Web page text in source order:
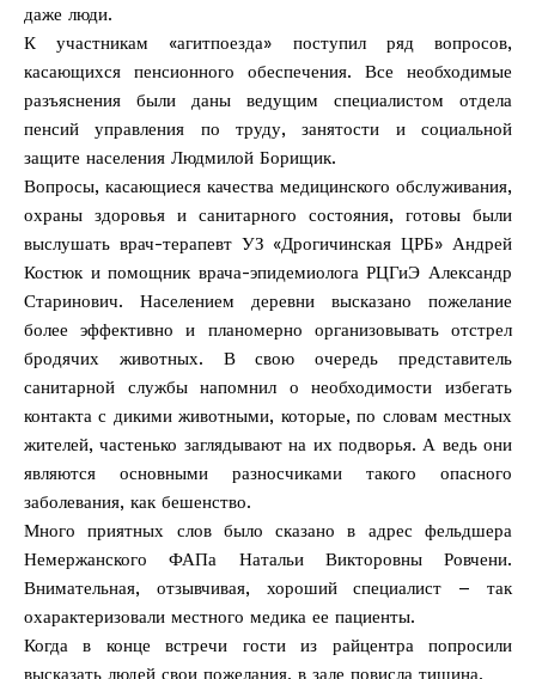
даже люди.
К участникам «агитпоезда» поступил ряд вопросов,
касающихся пенсионного обеспечения. Все необходимые
разъяснения были даны ведущим специалистом отдела
пенсий управления по труду, занятости и социальной
защите населения Людмилой Борищик.
Вопросы, касающиеся качества медицинского обслуживания,
охраны здоровья и санитарного состояния, готовы были
выслушать врач-терапевт УЗ «Дрогичинская ЦРБ» Андрей
Костюк и помощник врача-эпидемиолога РЦГиЭ Александр
Старинович. Населением деревни высказано пожелание
более эффективно и планомерно организовывать отстрел
бродячих животных. В свою очередь представитель
санитарной службы напомнил о необходимости избегать
контакта с дикими животными, которые, по словам местных
жителей, частенько заглядывают на их подворья. А ведь они
являются основными разносчиками такого опасного
заболевания, как бешенство.
Много приятных слов было сказано в адрес фельдшера
Немержанского ФАПа Натальи Викторовны Ровчени.
Внимательная, отзывчивая, хороший специалист – так
охарактеризовали местного медика ее пациенты.
Когда в конце встречи гости из райцентра попросили
высказать людей свои пожелания, в зале повисла тишина.